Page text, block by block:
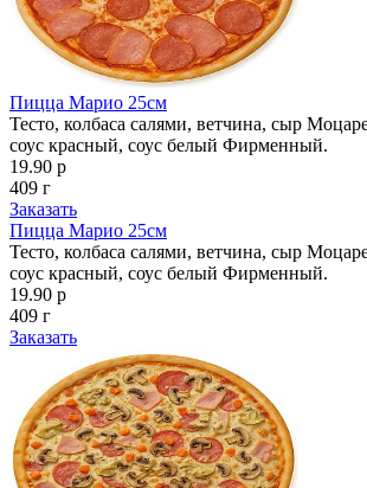
Пицца Марио 25см
Тесто, колбаса салями, ветчина, сыр
соус красный, соус белый Фирменный.
19.90 р
409 г
Заказать
Пицца Марио 25см
Тесто, колбаса салями, ветчина, сыр
соус красный, соус белый Фирменный.
19.90 р
409 г
Заказать